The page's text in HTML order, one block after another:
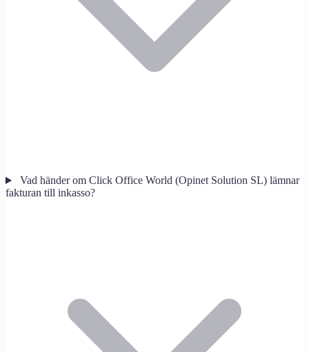
Vad händer om Click Office World (Opinet Solution SL) lämnar
fakturan till inkasso?